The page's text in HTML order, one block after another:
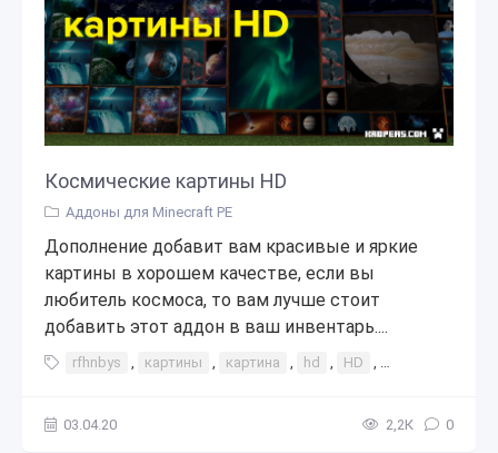
Космические картины HD
Аддоны для Minecraft PE
Дополнение добавит вам красивые и яркие
картины в хорошем качестве, если вы
любитель космоса, то вам лучше стоит
добавить этот аддон в ваш инвентарь....
rfhnbys , картины , картина , hd , HD , качество
03.04.20 2,2К 0